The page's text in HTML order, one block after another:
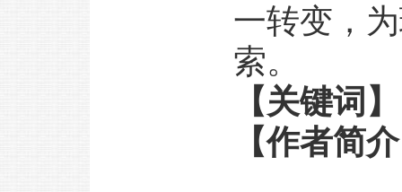
一转变，
索。
【关键词
【作者简